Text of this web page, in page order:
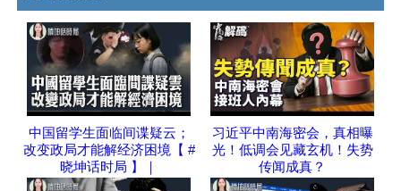
中国留学生面临间谍疑云；
改变政局才能解经济困境【 #
晓坤话时局 】｜
习近平中南海密会，真相曝
光！低调会见藏玄机！失势
传闻成真？